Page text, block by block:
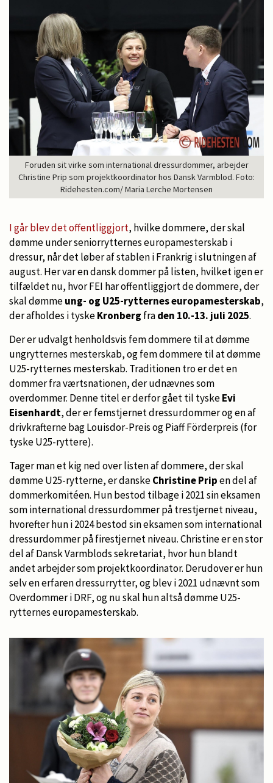
Foruden sit virke som international dressurdommer, arbejder
Christine Prip som projektkoordinator hos Dansk Varmblod. Foto:
Ridehesten.com/ Maria Lerche Mortensen
I går blev det offentliggjort, hvilke dommere, der skal
dømme under seniorrytternes europamesterskab i
dressur, når det løber af stablen i Frankrig i slutningen af
august. Her var en dansk dommer på listen, hvilket igen er
tilfældet nu, hvor FEI har offentliggjort de dommere, der
skal dømmeung- og U25-rytternes europamesterskab,
der afholdes i tyskeKronberg fraden 10.-13. juli 2025.
Der er udvalgt henholdsvis fem dommere til at dømme
ungrytternes mesterskab, og fem dommere til at dømme
U25-rytternes mesterskab. Traditionen tro er det en
dommer fra værtsnationen, der udnævnes som
overdommer. Denne titel er derfor gået til tyskeEvi
Eisenhardt, der er femstjernet dressurdommer og en af
drivkrafterne bag Louisdor-Preis og Piaff Förderpreis (for
tyske U25-ryttere).
Tager man et kig ned over listen af dommere, der skal
dømme U25-rytterne, er danskeChristine Pripen del af
dommerkomitéen. Hun bestod tilbage i 2021 sin eksamen
som international dressurdommer på trestjernet niveau,
hvorefter hun i 2024 bestod sin eksamen som international
dressurdommer på firestjernet niveau. Christine er en stor
del af Dansk Varmblods sekretariat, hvor hun blandt
andet arbejder som projektkoordinator. Derudover er hun
selv en erfaren dressurrytter, og blev i 2021 udnævnt som
Overdommer i DRF, og nu skal hun altså dømme U25-
rytternes europamesterskab.